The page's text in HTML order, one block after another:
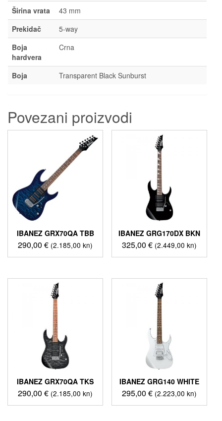
Širina vrata
43 mm
Prekidač
5-way
Boja
hardvera
Crna
Boja Transparent Black Sunburst
Povezani proizvodi
IBANEZ GRX70QA TBB
290,00€ (2.185,00 kn)
IBANEZ GRG170DX BKN
325,00 € (2.449,00 kn)
IBANEZ GRX70QA TKS
290,00€ (2.185,00 kn)
IBANEZ GRG140 WHITE
295,00 € (2.223,00 kn)